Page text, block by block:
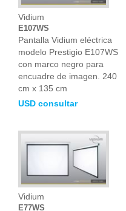
Vidium
E107WS
Pantalla Vidium eléctrica
modelo Prestigio E107WS
con marco negro para
encuadre de imagen. 240
cm x 135 cm
USD consultar
Vidium
E77WS